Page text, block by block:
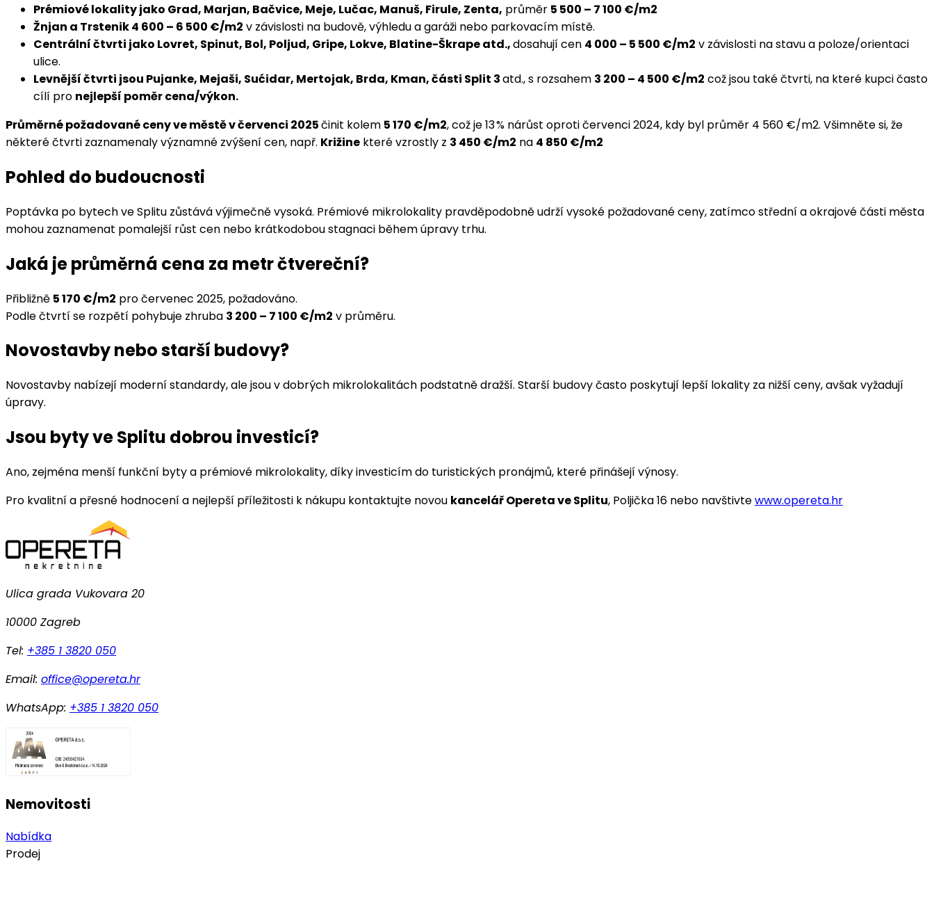
Prémiové lokality jako Grad, Marjan, Bačvice, Meje, Lučac, Manuš, Firule, Zenta, průměr 5 500 – 7 100 €/m2
Žnjan a Trstenik 4 600 – 6 500 €/m2 v závislosti na budově, výhledu a garáži nebo parkovacím místě.
Centrální čtvrti jako Lovret, Spinut, Bol, Poljud, Gripe, Lokve, Blatine-Škrape atd.,dosahují cen 4 000 – 5 500 €/m2 v závislosti na stavu a poloze/orientaci
ulice.
Levnější čtvrti jsou Pujanke, Mejaši, Sućidar, Mertojak, Brda, Kman, části Split 3atd., s rozsahem 3 200 – 4 500 €/m2 což jsou také čtvrti, na které kupci často
cílí pro nejlepší poměr cena/výkon.
Průměrné požadované ceny ve městě v červenci 2025činit kolem 5 170 €/m2, což je 13 % nárůst oproti červenci 2024, kdy byl průměr 4 560 €/m2. Všimněte si, že
některé čtvrti zaznamenaly významné zvýšení cen, např. Križine které vzrostly z 3 450 €/m2 na 4 850 €/m2
Pohled do budoucnosti
Poptávka po bytech ve Splitu zůstává výjimečně vysoká. Prémiové mikrolokality pravděpodobně udrží vysoké požadované ceny, zatímco střední a okrajové části města
mohou zaznamenat pomalejší růst cen nebo krátkodobou stagnaci během úpravy trhu.
Jaká je průměrná cena za metr čtvereční?
Přibližně 5 170 €/m2 pro červenec 2025, požadováno.
Podle čtvrtí se rozpětí pohybuje zhruba 3 200 – 7 100 €/m2 v průměru.
Novostavby nebo starší budovy?
Novostavby nabízejí moderní standardy, ale jsou v dobrých mikrolokalitách podstatně dražší. Starší budovy často poskytují lepší lokality za nižší ceny, avšak vyžadují
úpravy.
Jsou byty ve Splitu dobrou investicí?
Ano, zejména menší funkční byty a prémiové mikrolokality, díky investicím do turistických pronájmů, které přinášejí výnosy.
Pro kvalitní a přesné hodnocení a nejlepší příležitosti k nákupu kontaktujte novou kancelář Opereta ve Splitu, Poljička 16 nebo navštivtewww.opereta.hr
Ulica grada Vukovara 20
10000 Zagreb
Tel: +385 1 3820 050
Email: office@opereta.hr
WhatsApp: +385 1 3820 050
Nemovitosti
Nabídka
Prodej